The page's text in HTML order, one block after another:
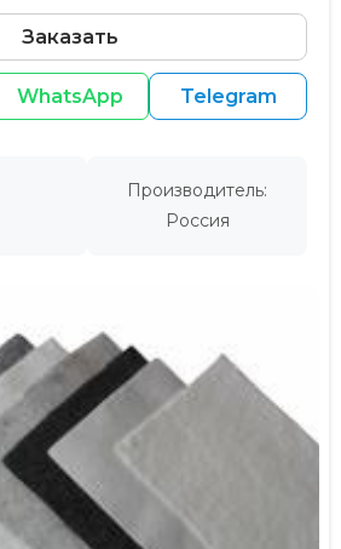
Заказать
WhatsApp Telegram
Производитель:
Россия